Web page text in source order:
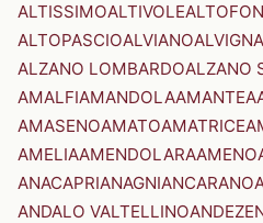
ALTISSIMOALTIVOLE
ALTOPASCIOALVIANO
ALZANO LOMBARDOALZANO
AMALFIAMANDOLAAMANTEA
AMASENOAMATOAMATRICE
AMELIAAMENDOLARAAMENO
ANACAPRIANAGNIANCARANO
ANDALO VALTELLINO